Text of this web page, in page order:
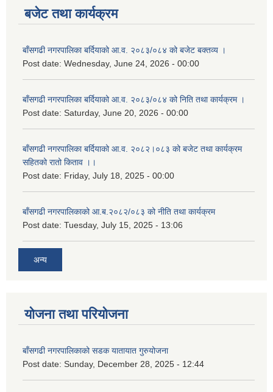
बजेट तथा कार्यक्रम
बाँसगढी नगरपालिका बर्दियाको आ.व. २०८३/०८४ को बजेट बक्तव्य ।
Post date: Wednesday, June 24, 2026 - 00:00
बाँसगढी नगरपालिका बर्दियाको आ.व. २०८३/०८४ को निति तथा कार्यक्रम ।
Post date: Saturday, June 20, 2026 - 00:00
बाँसगढी नगरपालिका बर्दियाको आ.व. २०८२।०८३ को बजेट तथा कार्यक्रम
सहितको रातो किताव ।।
Post date: Friday, July 18, 2025 - 00:00
बाँसगढी नगरपालिकाको आ.ब.२०८२/०८३ को नीति तथा कार्यक्रम
Post date: Tuesday, July 15, 2025 - 13:06
अन्य
योजना तथा परियोजना
बाँसगढी नगरपालिकाको सडक यातायात गुरुयोजना
Post date: Sunday, December 28, 2025 - 12:44